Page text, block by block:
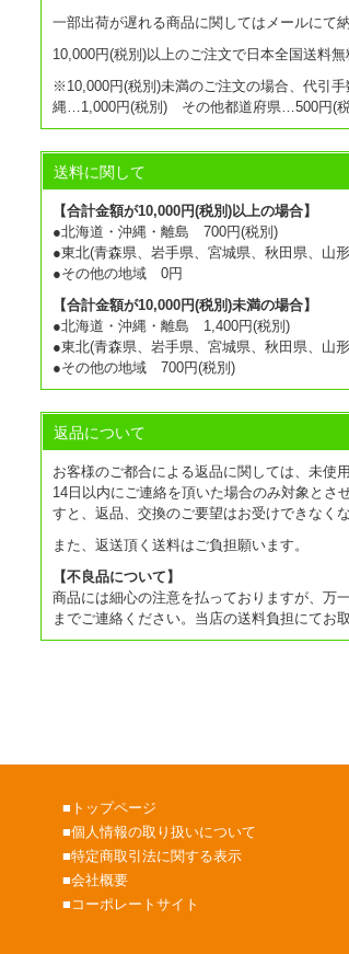
一部出荷が遅れる商品に関してはメールにて
10,000円(税別)以上のご注文で日本全国送料
※10,000円(税別)未満のご注文の場合、代引
縄…1,000円(税別) その他都道府県…500円(税
送料に関して
【合計金額が10,000円(税別)以上の場合】
●北海道・沖縄・離島 700円(税別)
●東北(青森県、岩手県、宮城県、秋田県、山
●その他の地域 0円
【合計金額が10,000円(税別)未満の場合】
●北海道・沖縄・離島 1,400円(税別)
●東北(青森県、岩手県、宮城県、秋田県、山
●その他の地域 700円(税別)
返品について
お客様のご都合による返品に関しては、未使
14日以内にご連絡を頂いた場合のみ対象とさ
すと、返品、交換のご要望はお受けできなく
また、返送頂く送料はご負担願います。
【不良品について】
商品には細心の注意を払っておりますが、万
までご連絡ください。当店の送料負担にてお
■ トップページ
■個人情報の取り扱いについて
■特定商取引法に関する表示
■会社概要
■ コーポレートサイト